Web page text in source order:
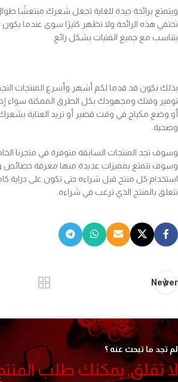
ويتمتع برائحة جيدة للغاية تجعل شعرك منتعشًا
تختفي هذه الرائحة ولا تظهر كثيرًا سوى عندما يكون
يتناسب مع جميع الفتيات بشكل رائع.
بذلك نكون قد قدما لكم أشهر وأسرع المنتجات
توفير وقتك ومجهودك بكل الطرق الممكنة سواء إذا
أو وضع مكياج في وقت قصير أو تريد العناية
وصحية.
وسوف تجد المنتجات السابقة متوفرة في متجرنا
وسوف تتمتع بمميزات عديدة منها معرفة
استخدام كل منتج قبل شراءه حتى تكون على دراية
تتعلق بالمنتج الذي ترغب في شراءه.
Newer
لم تجد ما تبحث عنه ؟
لا تقلق, يمكنك طلب